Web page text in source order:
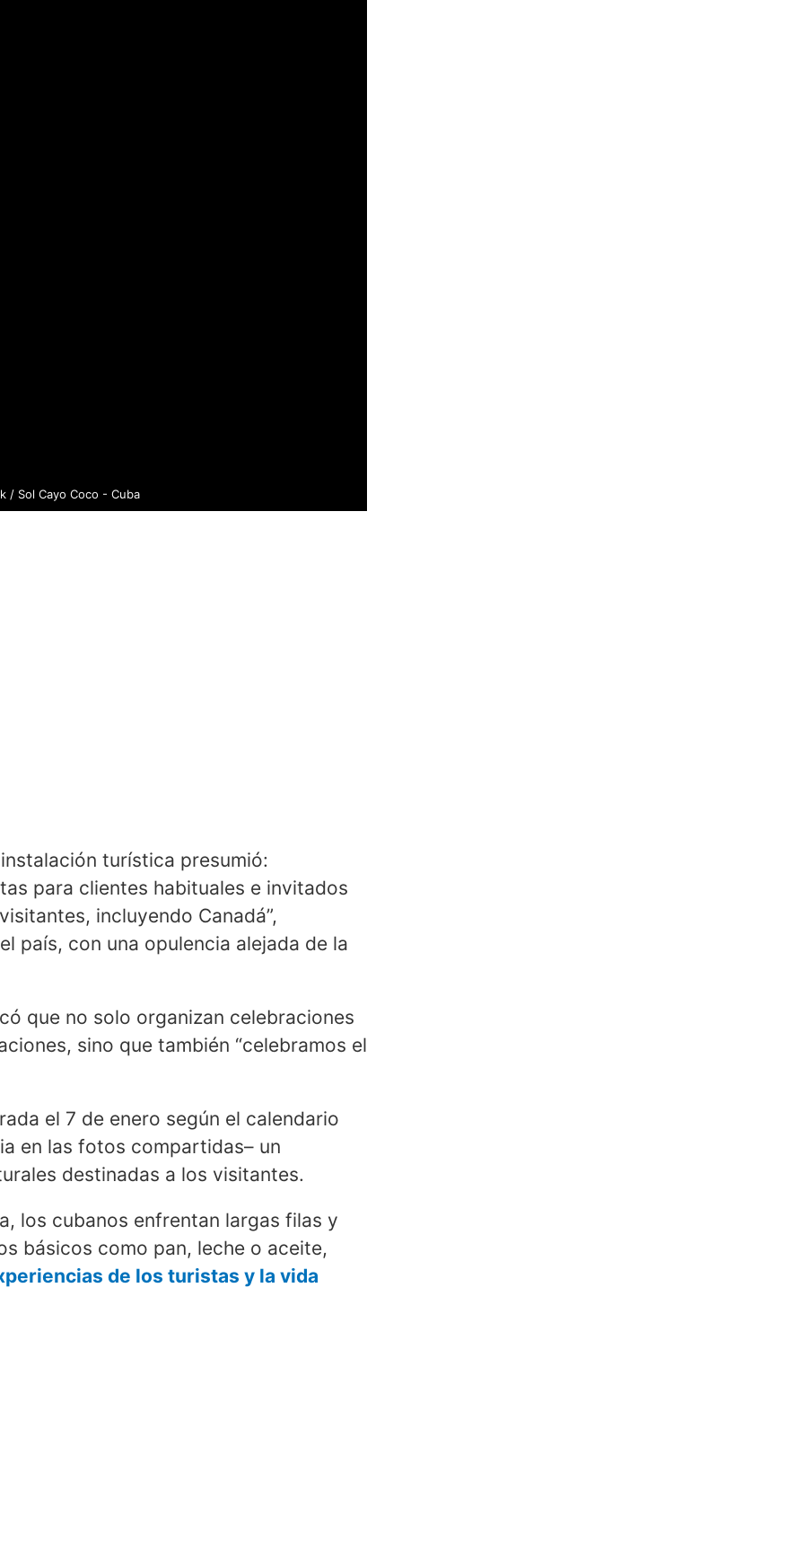
/ Sol Cayo Coco - Cuba
turística presumió:
para clientes habituales e invitados
incluyendo Canadá”,
país, con una opulencia alejada de la
que no solo organizan celebraciones
sino que también “celebramos el
el 7 de enero según el calendario
en las fotos compartidas– un
destinadas a los visitantes.
los cubanos enfrentan largas filas y
básicos como pan, leche o aceite,
de los turistas y la vida